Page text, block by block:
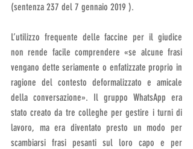
(sentenza 237 del 7 gennaio 2019 ).
L’utilizzo frequente delle faccine per il giudice
non rende facile comprendere «se alcune frasi
vengano dette seriamente o enfatizzate proprio in
ragione del contesto deformalizzato e amicale
della conversazione». Il gruppo WhatsApp era
stato creato da tre colleghe per gestire i turni di
lavoro, ma era diventato presto un modo per
scambiarsi frasi pesanti sul loro capo e per